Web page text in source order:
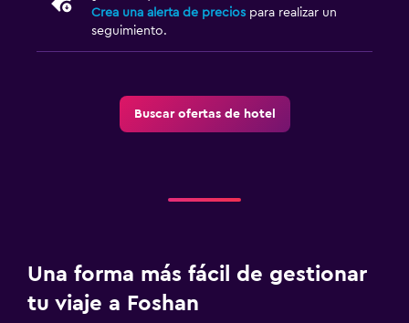
Crea una alerta de precios para realizar un
seguimiento.
Buscar ofertas de hotel
Una forma más fácil de gestionar
tu viaje a Foshan